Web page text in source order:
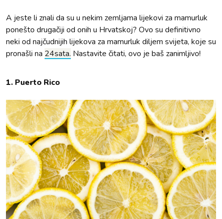
A jeste li znali da su u nekim zemljama lijekovi za mamurluk
ponešto drugačiji od onih u Hrvatskoj? Ovo su definitivno
neki od najčudnijih lijekova za mamurluk diljem svijeta, koje su
pronašli na 24sata. Nastavite čitati, ovo je baš zanimljivo!
1. Puerto Rico